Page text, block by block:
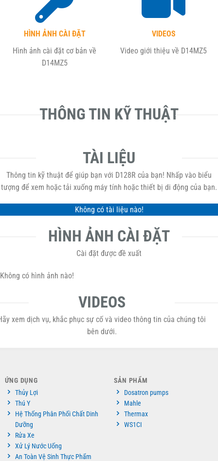
HÌNH ẢNH CÀI ĐẶT
Hình ảnh cài đặt cơ bản về
D14MZ5
VIDEOS
Video giới thiệu về D14MZ5
THÔNG TIN KỸ THUẬT
TÀI LIỆU
Thông tin kỹ thuật để giúp bạn với D128R của bạn! Nhấp vào biểu
tượng để xem hoặc tải xuống máy tính hoặc thiết bị di động của bạn.
Không có tài liệu nào!
HÌNH ẢNH CÀI ĐẶT
Cài đặt được đề xuất
Không có hình ảnh nào!
VIDEOS
xem dịch vụ, khắc phục sự cố và video thông tin của chúng tôi
bên dưới.
ỨNG DỤNG
Thủy Lợi
Thú Y
Hệ Thống Phân Phối Chất Dinh
Dưỡng
Rửa Xe
Xử Lý Nước Uống
An Toàn Vệ Sinh Thực Phẩm
SẢN PHẨM
Dosatron pumps
Mahle
Thermax
WS1CI